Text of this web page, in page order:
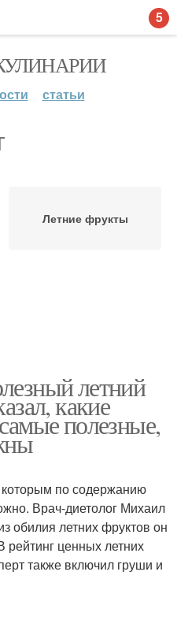
статьи
Летние фрукты
летний
какие
полезные,
которым по содержанию
Врач-диетолог Михаил
обилия летних фруктов он
ценных летних
также включил груши и
5